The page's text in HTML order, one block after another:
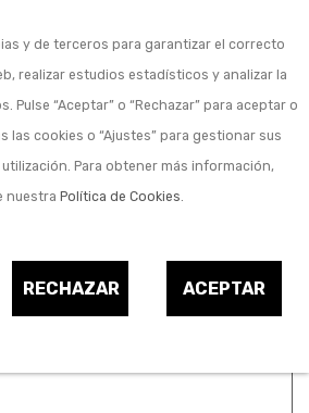
y de terceros para garantizar el correcto
realizar estudios estadísticos y analizar la
Pulse “Aceptar” o “Rechazar” para aceptar o
las cookies o “Ajustes” para gestionar sus
Para obtener más información,
nuestra Política de Cookies.
ACEPTAR
RECHAZAR